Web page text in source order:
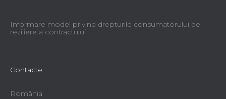
Informare model privind drepturile consumatorului de
reziliere a contractului
Contacte
România